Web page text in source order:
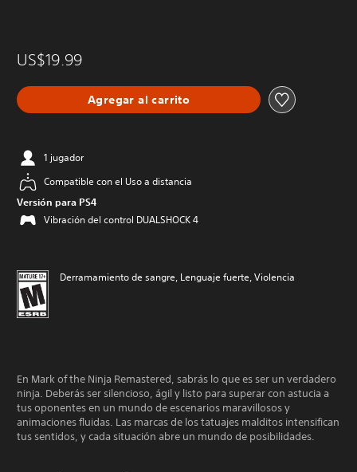
US$19.99
Agregar al carrito
1 jugador
Compatible con el Uso a distancia
Versión para PS4
Vibración del control DUALSHOCK 4
Derramamiento de sangre, Lenguaje fuerte, Violencia
En Mark of the Ninja Remastered, sabrás lo que es ser un verdadero
ninja. Deberás ser silencioso, ágil y listo para superar con astucia a
tus oponentes en un mundo de escenarios maravillosos y
animaciones fluidas. Las marcas de los tatuajes malditos intensifican
tus sentidos, y cada situación abre un mundo de posibilidades.